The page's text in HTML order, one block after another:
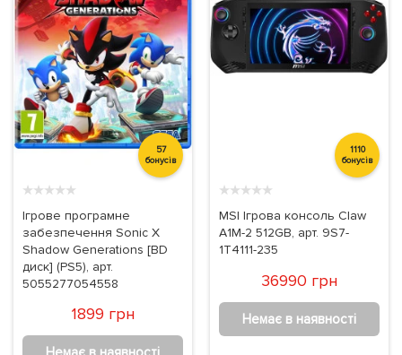
Набори для творчості
Смарт-годинник
Товари для активного
відпочинку
57
бонусів
★★★★★
Ігрове програмне
забезпечення Sonic X
Shadow Generations [BD
диск] (PS5), арт.
5055277054558
1899 грн
1110
бонусів
★★★★★
MSI Ігрова консоль Claw
A1M-2 512GB, арт. 9S7-
1T4111-235
36990 грн
Немає в наявності